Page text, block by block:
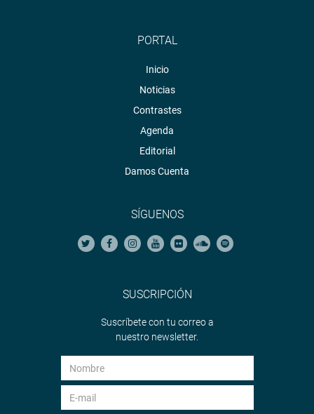
PORTAL
Inicio
Noticias
Contrastes
Agenda
Editorial
Damos Cuenta
SÍGUENOS
SUSCRIPCIÓN
Suscríbete con tu correo a
nuestro newsletter.